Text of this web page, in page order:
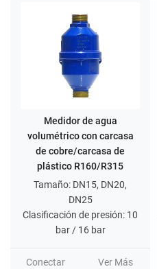
Medidor de agua
volumétrico con carcasa
de cobre/carcasa de
plástico R160/R315
Tamaño: DN15, DN20,
DN25
Clasificación de presión: 10
bar / 16 bar
Conectar Ver Más